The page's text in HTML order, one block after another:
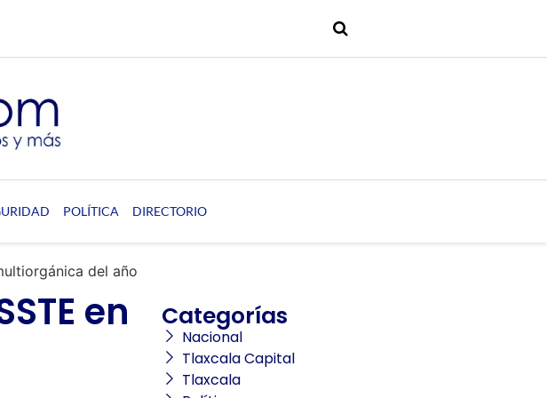
POLÍTICA DIRECTORIO
del año
en Categorías
Nacional
Tlaxcala Capital
Tlaxcala